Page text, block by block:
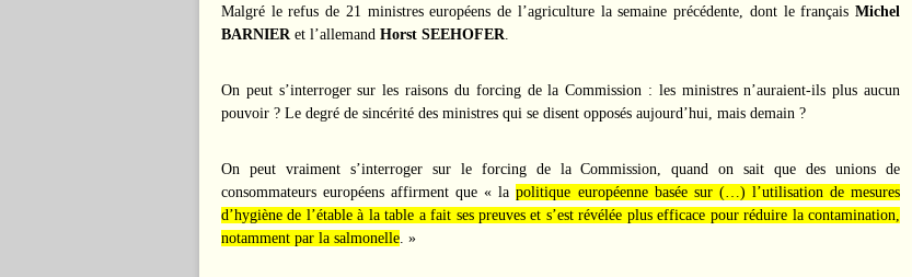
Malgré le refus de 21 ministres européens de l’agriculture la semaine précédente, dont le français Michel
BARNIERet l’allemand Horst SEEHOFER.
On peut s’interroger sur les raisons du forcing de la Commission : les ministres n’auraient-ils plus aucun
pouvoir ? Le degré de sincérité des ministres qui se disent opposés aujourd’hui, mais demain ?
On peut vraiment s’interroger sur le forcing de la Commission, quand on sait que des unions de
consommateurs européens affirment que « lapolitique européenne basée sur (…) l’utilisation de mesures
d’hygiène de l’étable à la table a fait ses preuves et s’est révélée plus efficace pour réduire la contamination,
notamment par la salmonelle. »